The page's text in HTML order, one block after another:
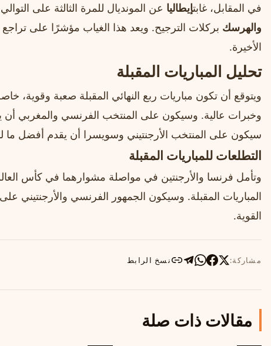
في المقابل، غابتإيطاليا عن المونديال للمرة الثالثة على
والهرسك بركلات الترجيح. ويعد هذا الغياب مؤشرًا على
الأخيرة.
تحليل المباريات المقبلة
ويتوقع أن تكون مباريات ربع النهائي المقبلة صعبة وقوية،
وخبرات عالية. وسيكون على المنتخب الفرنسي والمغربي أن
سيكون على المنتخب الأرجنتيني وسويسرا أن يقدم أفضل ما
التطلعات للمباريات المقبلة
المباريات المقبلة. وسيكون الجمهور الفرنسي والأرجنتيني
القوية.
مشاركة: نسخ الرابط
مقالات ذات صلة